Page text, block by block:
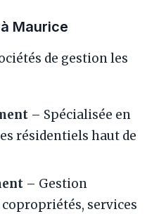
Maurice
de gestion les
– Spécialisée en
résidentiels haut de
– Gestion
services